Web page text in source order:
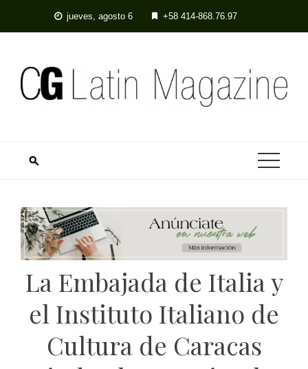
jueves, agosto 6 +58 414-868.76.97
La Embajada de Italia y
el Instituto Italiano de
Cultura de Caracas